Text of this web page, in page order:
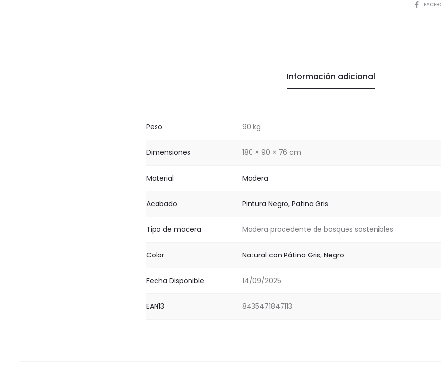
Información adicional
Peso 90 kg
Dimensiones 180 × 90 × 76 cm
Material Madera
Acabado Pintura Negro, Patina Gris
Tipo de madera Madera procedente de bosques sostenibles
Color Natural con Pátina Gris, Negro
Fecha Disponible 14/09/2025
EAN13 8435471847113